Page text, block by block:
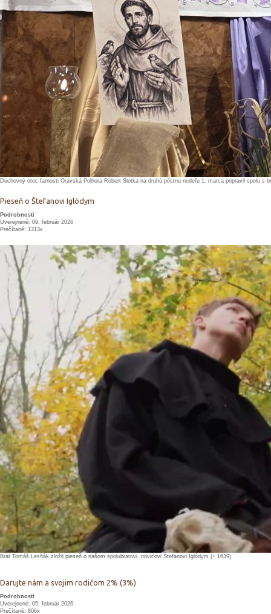
Duchovný otec farnosti Oravská Polhora Róbert Slotka na druhú pôstnu nedeľu 1. marca pripravil spolu
Pieseň o Štefanovi Iglódym
Podrobnosti
Uverejnené: 09. február 2026
Prečítané: 1313x
Brat Tomáš Lesňák zložil pieseň o našom spolubratovi, novicovi Štefanovi Iglódym (+ 1639).
Darujte nám a svojim rodičom 2% (3%)
Podrobnosti
Uverejnené: 05. február 2026
Prečítané: 806x